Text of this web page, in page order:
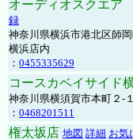
オーディオスクエア
録
神奈川県横浜市港北区師
横浜店内
： 0455335629
コースカベイサイド
神奈川県横須賀市本町２-
： 0468201511
権太坂店 地図 詳細 お気